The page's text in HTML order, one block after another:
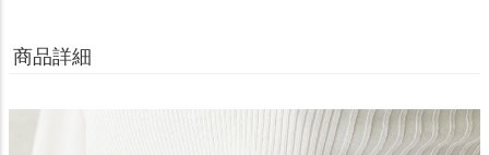
商品詳細